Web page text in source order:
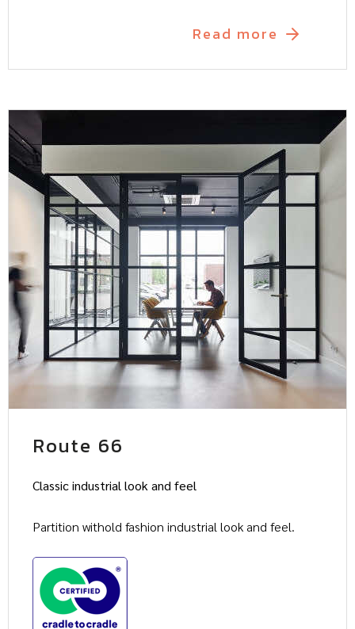
Read more
Route 66
Classic industrial look and feel
Partition withold fashion industrial look and feel.